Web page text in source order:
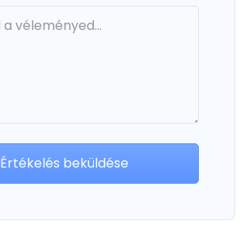
Értékelés beküldése